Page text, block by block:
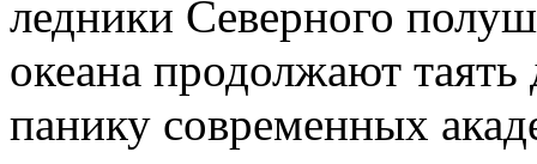
ледники Северного
океана продолжают
панику современных